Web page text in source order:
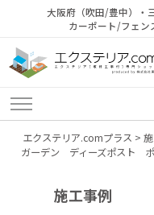
大阪府（吹田/豊中）・
カーポート/フェ
エクステリア.comプラス >
ガーデン ディーズポスト
施工事例